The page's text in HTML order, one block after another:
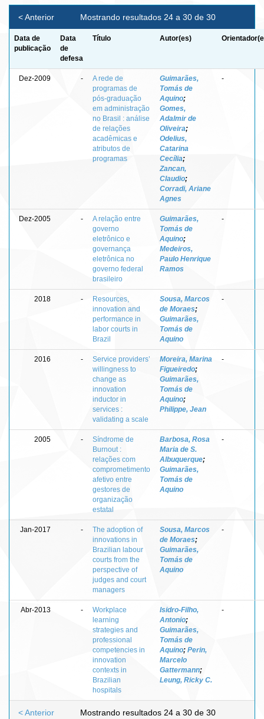
Mostrando resultados 24 a 30 de 30
< Anterior
Data de
publicação
Data
de
defesa
Título Autor(es)
Dez-2009 -
A rede de
programas de
pós-graduação
em administração
no Brasil : análise
de relações
acadêmicas e
atributos de
programas
Guimarães,
Tomás de
Aquino;
Gomes,
Adalmir de
Oliveira;
Odelius,
Catarina
Cecília;
Zancan,
Claudio;
Corradi, Ariane
Agnes
-
Dez-2005 -
A relação entre
governo
eletrônico e
governança
eletrônica no
governo federal
brasileiro
Guimarães,
Tomás de
Aquino;
Medeiros,
Paulo Henrique
Ramos
-
2018 -
Resources,
innovation and
performance in
labor courts in
Brazil
Sousa, Marcos
de Moraes;
Guimarães,
Tomás de
Aquino
-
2016 -
Service providers’
willingness to
change as
innovation
inductor in
services :
validating a scale
Moreira, Marina
Figueiredo;
Guimarães,
Tomás de
Aquino;
Philippe, Jean
-
2005 -
Síndrome de
Burnout :
relações com
comprometimento
afetivo entre
gestores de
organização
estatal
Barbosa, Rosa
Maria de S.
Albuquerque;
Guimarães,
Tomás de
Aquino
-
Jan-2017 -
The adoption of
innovations in
Brazilian labour
courts from the
perspective of
judges and court
managers
Sousa, Marcos
de Moraes;
Guimarães,
Tomás de
Aquino
-
Abr-2013 -
Workplace
learning
strategies and
professional
competencies in
innovation
contexts in
Brazilian
hospitals
Isidro-Filho,
Antonio;
Guimarães,
Tomás de
Aquino; Perin,
Marcelo
Gattermann;
Leung, Ricky C.
-
Mostrando resultados 24 a 30 de 30
< Anterior